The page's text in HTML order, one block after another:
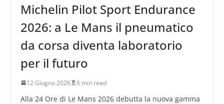
Michelin Pilot Sport Endurance
2026: a Le Mans il pneumatico
da corsa diventa laboratorio
per il futuro
12 Giugno 2026 6 min read
Alla 24 Ore di Le Mans 2026 debutta la nuova gamma